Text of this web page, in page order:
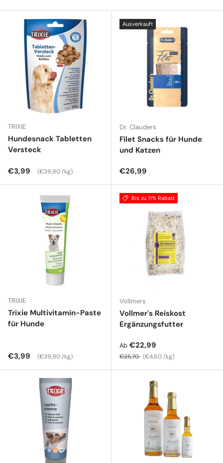
TRIXIE
Hundesnack Tabletten
Versteck
Normaler Preis
€3,99 Grundpreis
€39,90 /kg
Ausverkauft
Dr. Clauders
Filet Snacks für Hunde
und Katzen
Normaler Preis
€26,99
TRIXIE
Trixie Multivitamin-Paste
für Hunde
Normaler Preis
€3,99 Grundpreis
€39,90 /kg
Bis zu 11% Rabatt
Vollmers
Vollmer's Reiskost
Ergänzungsfutter
Verkaufspreis
Ab €22,99
Normaler Preis
€25,70 Grundpreis
€4,60 /kg